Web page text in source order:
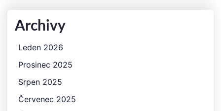
Archivy
Leden 2026
Prosinec 2025
Srpen 2025
Červenec 2025